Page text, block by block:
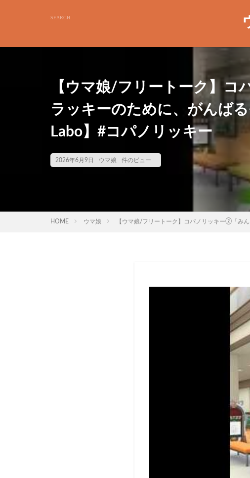
【ウマ娘/フリートーク】
ラッキーのために、がんば
Labo】#コパノリッキー
2026年6月9日 ウマ娘 件のビュー
HOME ウマ娘 【ウマ娘/フリートーク】コパノリッキー②「み